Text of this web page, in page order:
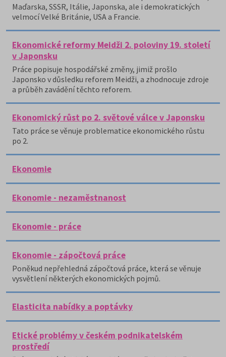
Maďarska, SSSR, Itálie, Japonska, ale i demokratických
velmocí Velké Británie, USA a Francie.
Ekonomické reformy Meidži 2. poloviny 19. století
v Japonsku
Práce popisuje hospodářské změny, jimiž prošlo
Japonsko v důsledku reforem Meidži, a zhodnocuje zdroje
a průběh zavádění těchto reforem.
Ekonomický růst po 2. světové válce v Japonsku
Tato práce se věnuje problematice ekonomického růstu
po 2.
Ekonomie
Ekonomie - nezaměstnanost
Ekonomie - práce
Ekonomie - zápočtová práce
Poněkud nepřehledná zápočtová práce, která se věnuje
vysvětlení některých ekonomických pojmů.
Elasticita nabídky a poptávky
Etické problémy v českém podnikatelském
prostředí